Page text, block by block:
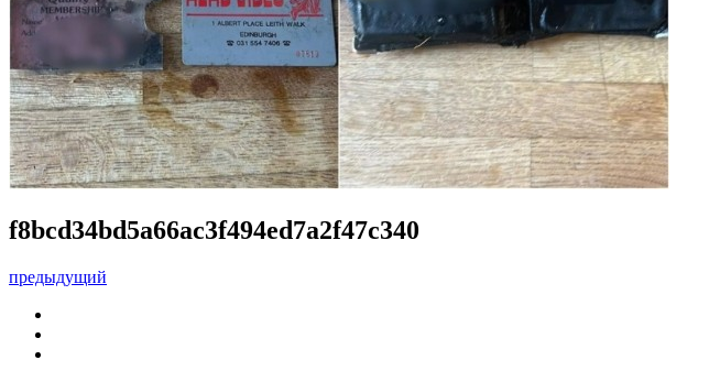
f8bcd34bd5a66ac3f494ed7a2f47c340
предыдущий